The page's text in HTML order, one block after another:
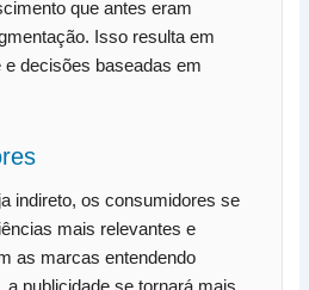
que antes eram
Isso resulta em
decisões baseadas em
indireto, os consumidores se
mais relevantes e
as marcas entendendo